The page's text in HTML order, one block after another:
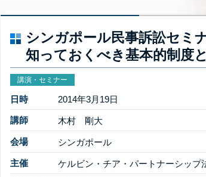
シンガポール民事訴訟セミ
知っておくべき基本的制度
講演・セミナー
日時 2014年3月19日
講師 木村 剛大
会場 シンガポール
主催 ケルビン・チア・パートナーシップ